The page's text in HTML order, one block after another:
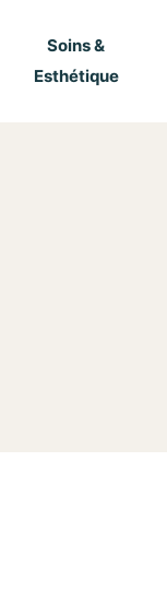
Soins &
Esthétique